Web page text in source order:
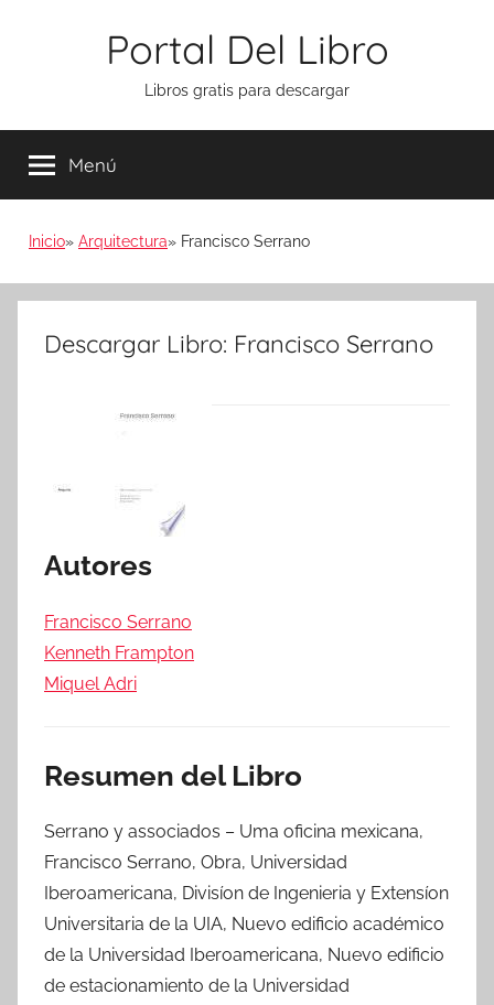
Portal Del Libro
Libros gratis para descargar
Menú
Inicio Arquitectura Francisco Serrano
Descargar Libro: Francisco Serrano
Autores
Francisco Serrano
Kenneth Frampton
Miquel Adri
Resumen del Libro
Serrano y associados – Uma oficina mexicana,
Francisco Serrano, Obra, Universidad
Iberoamericana, Divisíon de Ingenieria y Extensíon
Universitaria de la UIA, Nuevo edificio académico
de la Universidad Iberoamericana, Nuevo edificio
de estacionamiento de la Universidad